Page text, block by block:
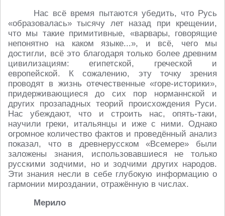
Нас всё время пытаются убедить, что Русь
«образовалась» тысячу лет назад при крещении,
что мы такие примитивные, «варвары, говорящие
непонятно на каком языке...», и всё, чего мы
достигли, всё это благодаря только более древним
цивилизациям: египетской, греческой и
европейской. К сожалению, эту точку зрения
проводят в жизнь отечественные «горе-историки»,
придерживающиеся до сих пор норманнской и
других прозападных теорий происхождения Руси.
Нас убеждают, что и строить нас, опять-таки,
научили греки, итальянцы и иже с ними. Однако
огромное количество фактов и проведённый анализ
показал, что в древнерусском «Всемере» были
заложены знания, использовавшиеся не только
русскими зодчими, но и зодчими других народов.
Эти знания несли в себе глубокую информацию о
гармонии мироздании, отражённую в числах.
Мерило